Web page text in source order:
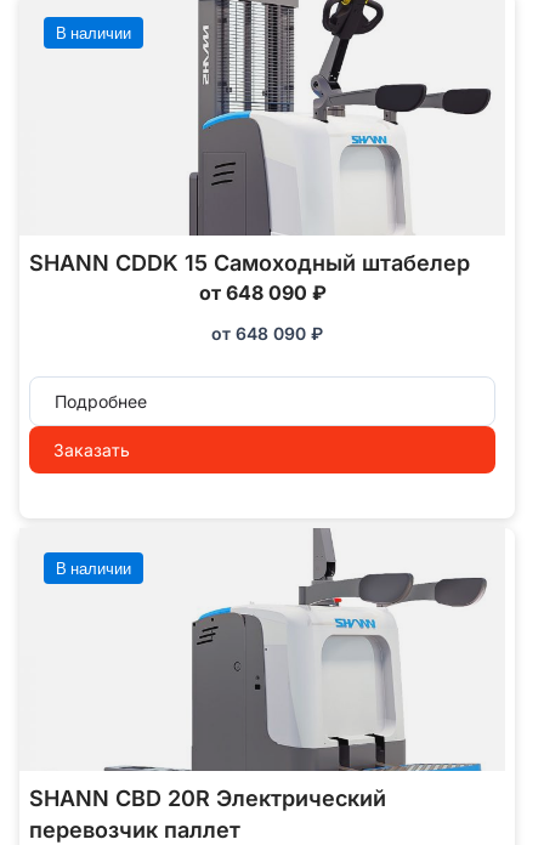
В наличии
SHANN CDDK 15 Самоходный штабелер
от 648 090 ₽
от 648 090 ₽
Подробнее
Заказать
В наличии
SHANN CBD 20R Электрический
перевозчик паллет